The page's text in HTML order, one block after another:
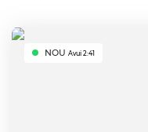
NOU Avui 2:41